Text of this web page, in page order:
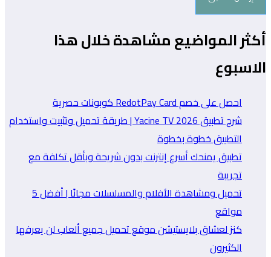
أكثر المواضيع مشاهدة خلال هذا
الاسبوع
احصل على خصم RedotPay Card كوبونات حصرية
شرح تطبيق Yacine TV 2026 | طريقة تحميل وتثبيت واستخدام
التطبيق خطوة بخطوة
تطبيق يمنحك أسرع إنترنت بدون شريحة وبأقل تكلفة مع
تجريبة
تحميل ومشاهدة الأفلام والمسلسلات مجانًا | أفضل 5
مواقع
كنز لعشاق بلايستيشن موقع تحميل جميع ألعاب لن يعرفها
الكثيرون